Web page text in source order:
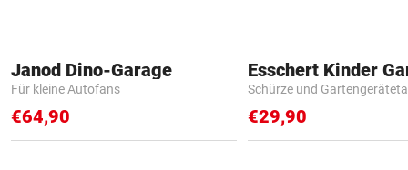
Janod Dino-Garage
Für kleine Autofans
€64,90
Schürze und
€29,90